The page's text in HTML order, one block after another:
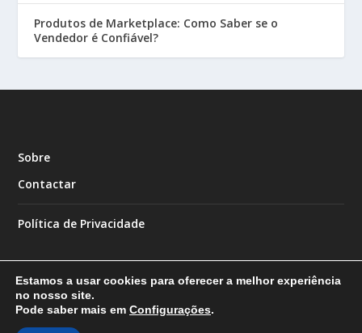
Produtos de Marketplace: Como Saber se o
Vendedor é Confiável?
Sobre
Contactar
Política de Privacidade
Designed by
Estamos a usar cookies para oferecer a melhor experiência
no nosso site.
Pode saber mais em Configurações.